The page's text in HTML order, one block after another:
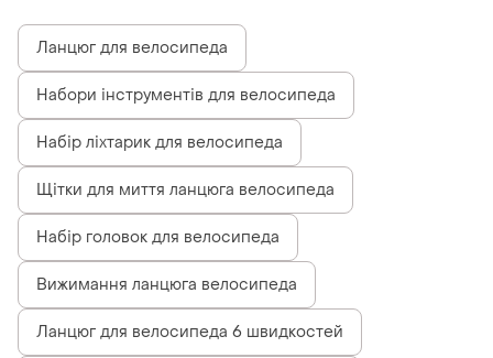
Ланцюг для велосипеда
Набори інструментів для велосипеда
Набір ліхтарик для велосипеда
Щітки для миття ланцюга велосипеда
Набір головок для велосипеда
Вижимання ланцюга велосипеда
Ланцюг для велосипеда 6 швидкостей